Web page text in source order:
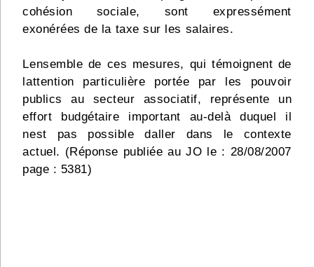
cohésion sociale, sont expressément
exonérées de la taxe sur les salaires.
Lensemble de ces mesures, qui témoignent de
lattention particulière portée par les pouvoir
publics au secteur associatif, représente un
effort budgétaire important au-delà duquel il
nest pas possible daller dans le contexte
actuel. (Réponse publiée au JO le : 28/08/2007
page : 5381)